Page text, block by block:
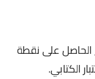
الحاصل على نقطة